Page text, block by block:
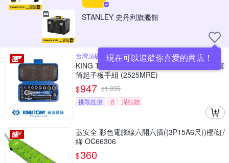
STANLEY 史丹利旗艦館
現在可以追蹤你喜愛的商店！
台灣頂級工具 25件組
KING TONY 專業級工具 1/4 (二分)x25件6角套
筒起子板手組 (2525MRE)
$947 $1,035
挑戰低價
券 滿額贈
蓋安全 彩色電腦線六開六插((3P15A6尺))橙/紅/
綠 OC66306
$360